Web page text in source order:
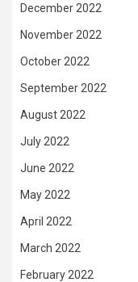
December 2022
November 2022
October 2022
September 2022
August 2022
July 2022
June 2022
May 2022
April 2022
March 2022
February 2022